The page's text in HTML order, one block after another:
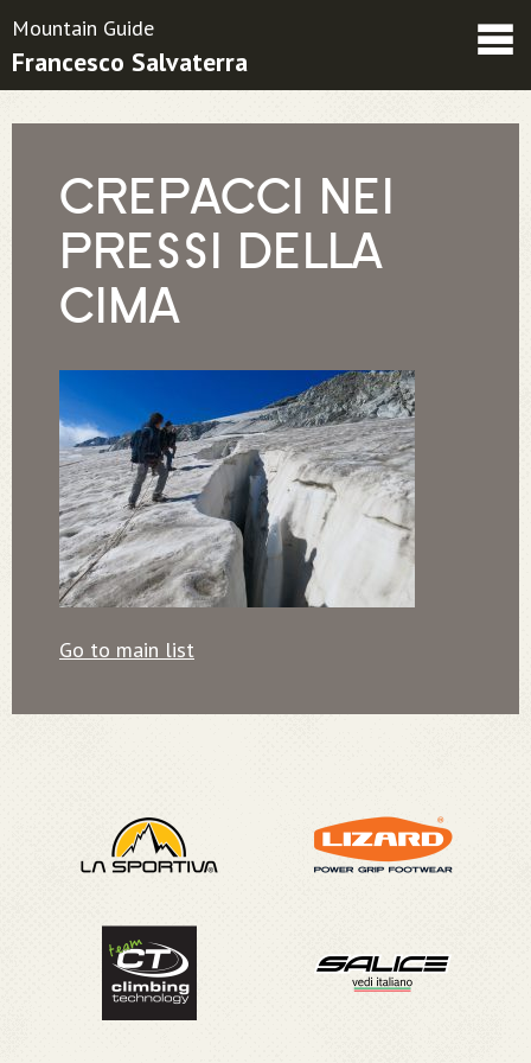
Friends
Mountain Guide
Francesco Salvaterra
CREPACCI NEI
PRESSI DELLA
CIMA
Go to main list